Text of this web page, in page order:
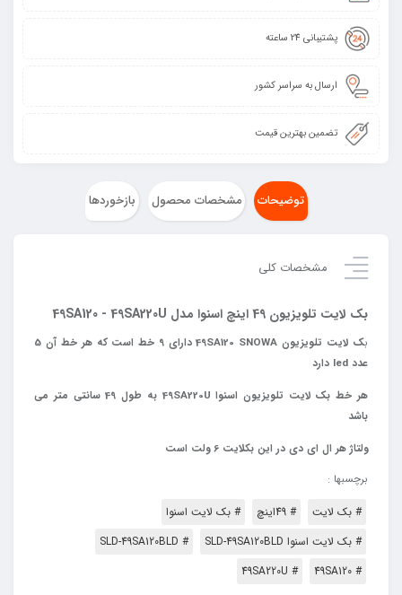
پشتیبانی 24 ساعته
ارسال به سراسر کشور
تضمین بهترین قیمت
توضیحات مشخصات محصول بازخوردها
مشخصات کلی
بک لایت تلویزیون 49 اینچ اسنوا مدل 49SA120 - 49SA220U
ب
ک لایت تلویزیون 49SA120 SNOWA دارای 9 خط است که هر خط آن 5
عدد led دارد
هر خط بک لایت تلویزیون اسنوا 49SA220U به طول 49 سانتی متر می
باشد
ولتاژ هر ال ای دی در این بکلایت6 ولت است
برچسبها :
# بک لایت # 49اینچ
# بک لایت اسنوا
# بک لایت اسنوا SLD-49SA120BLD
# SLD-49SA120BLD
# 49SA120
# 49SA220U